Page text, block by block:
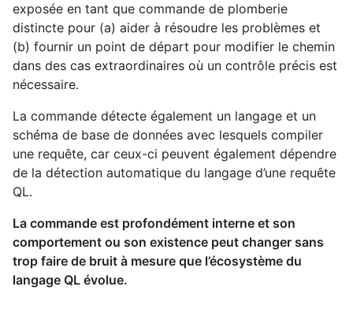
exposée en tant que commande de plomberie
distincte pour (a) aider à résoudre les problèmes et
(b) fournir un point de départ pour modifier le chemin
dans des cas extraordinaires où un contrôle précis est
nécessaire.
La commande détecte également un langage et un
schéma de base de données avec lesquels compiler
une requête, car ceux-ci peuvent également dépendre
de la détection automatique du langage d’une requête
QL.
La commande est profondément interne et son
comportement ou son existence peut changer sans
trop faire de bruit à mesure que l’écosystème du
langage QL évolue.